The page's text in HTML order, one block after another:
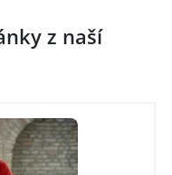
z naší